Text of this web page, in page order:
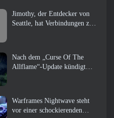
Jimothy, der Entdecker von
Seattle, hat Verbindungen zu
Nach dem „Curse Of The
Allflame“-Update kündigt
Warframes Nightwave steht
vor einer schockierenden